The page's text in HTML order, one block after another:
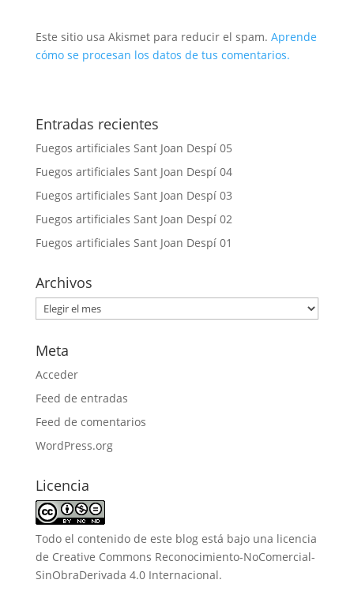
Este sitio usa Akismet para reducir el spam. Aprende
cómo se procesan los datos de tus comentarios.
Entradas recientes
Fuegos artificiales Sant Joan Despí 05
Fuegos artificiales Sant Joan Despí 04
Fuegos artificiales Sant Joan Despí 03
Fuegos artificiales Sant Joan Despí 02
Fuegos artificiales Sant Joan Despí 01
Archivos
Archivos
Meta
Acceder
Feed de entradas
Feed de comentarios
WordPress.org
Licencia
Todo el contenido de este blog está bajo una licencia
de Creative Commons Reconocimiento-NoComercial-
SinObraDerivada 4.0 Internacional.